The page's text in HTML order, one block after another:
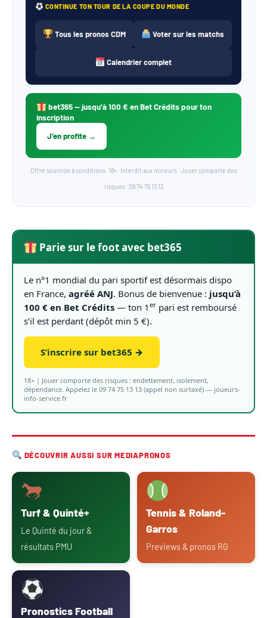
CONTINUE TON TOUR DE LA COUPE DU MONDE
Tous les pronos CDM Voter sur les matchs
Calendrier complet
bet365— jusqu’à 100 € en Bet Crédits pour ton
inscription
J’en profite →
Offre soumise à conditions. 18+ · Interdit aux mineurs · Jouer comporte des
risques · 09 74 75 13 13
Parie sur le foot avec bet365
Le n°1 mondial du pari sportif est désormais dispo
en France, agréé ANJ. Bonus de bienvenue : jusqu’à
100 € en Bet Crédits — ton 1 er pari est remboursé
s’il est perdant (dépôt min 5 €).
S’inscrire sur bet365 →
18+ | Jouer comporte des risques : endettement, isolement,
dépendance. Appelez le 09 74 75 13 13 (appel non surtaxé) — joueurs-
info-service.fr
DÉCOUVRIR AUSSI SUR MEDIAPRONOS
Turf & Quinté+
Le Quinté du jour &
résultats PMU
Tennis & Roland-
Garros
Previews & pronos RG
Pronostics Football